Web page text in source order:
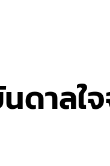
าลใ